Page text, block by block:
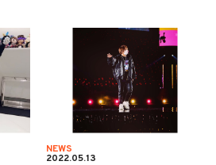
NEWS
2022.05.13